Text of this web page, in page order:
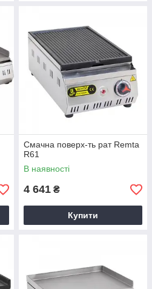
Смачна поверх-ть рат Remta
R61
В наявності
4 641 ₴
Купити